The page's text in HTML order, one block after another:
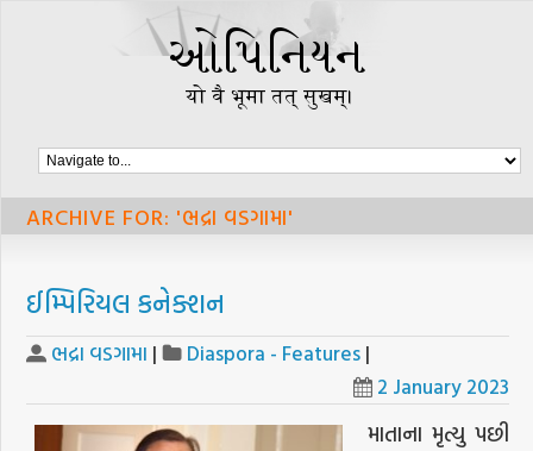
ARCHIVE FOR: 'ભદ્રા વડગામા'
ઈમ્પિરિયલ કનેક્શન
ભદ્રા વડગામા | Diaspora - Features |
2 January 2023
માતાના મૃત્યુ પછી